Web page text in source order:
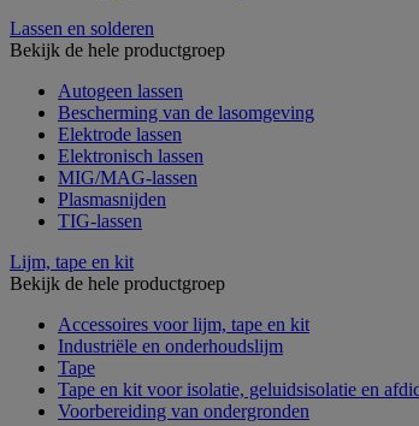
Lassen en solderen
Bekijk de hele productgroep
Autogeen lassen
Bescherming van de lasomgeving
Elektrode lassen
Elektronisch lassen
MIG/MAG-lassen
Plasmasnijden
TIG-lassen
Lijm, tape en kit
Bekijk de hele productgroep
Accessoires voor lijm, tape en kit
Industriële en onderhoudslijm
Tape
Tape en kit voor isolatie, geluidsisolatie en
Voorbereiding van ondergronden